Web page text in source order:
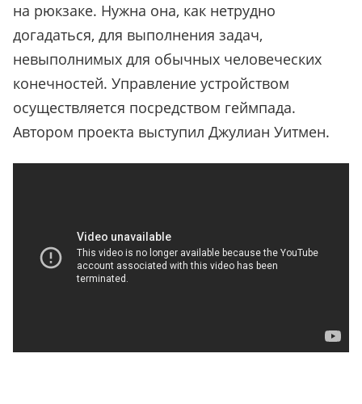
на рюкзаке. Нужна она, как нетрудно
догадаться, для выполнения задач,
невыполнимых для обычных человеческих
конечностей. Управление устройством
осуществляется посредством геймпада.
Автором проекта выступил Джулиан Уитмен.